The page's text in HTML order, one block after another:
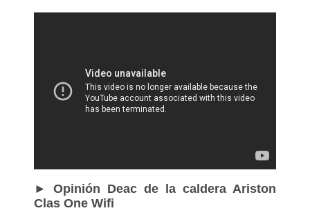
de calefacción, gas de baja calidad...
Ariston te ofrece un listado de códigos
de error, para evitar la falta de servicio
por acciones externas e internas
► Opinión Deac de la caldera Ariston
Clas One Wifi